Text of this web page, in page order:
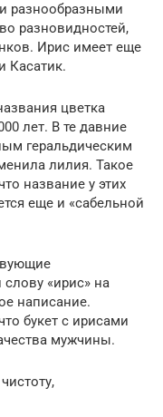
разнообразными
разновидностей,
Ирис имеет еще
Касатик.
цветка
лет. В те давние
геральдическим
лилия. Такое
название у этих
еще и «сабельной
«ирис» на
написание.
букет с ирисами
мужчины.